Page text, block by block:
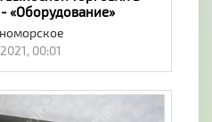
«Оборудование»
00:01